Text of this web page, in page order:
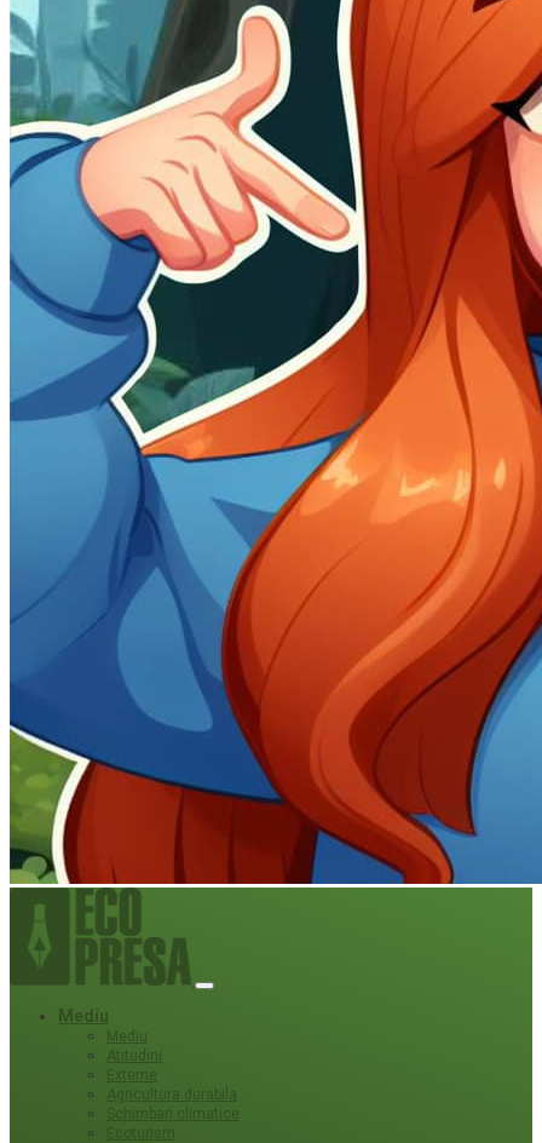
Mediu
Mediu
Atitudini
Externe
Agricultura durabila
Schimbari climatice
Ecoturism